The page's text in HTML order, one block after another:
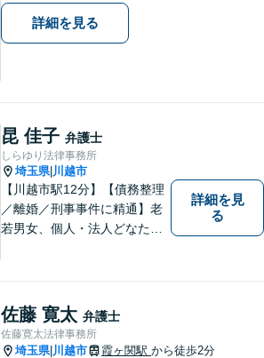
詳細を見る
昆 佳子 弁護士
しらゆり法律事務所
埼玉県| 川越市
【川越市駅12分】【債務整理
／離婚／刑事事件に精通】老
若男女、個人・法人どなたか
顔や笑顔、感謝のお言葉が私
の喜びです。お困りの際はお
早めにご相談ください！【完
全個室対応】
詳細を見
る
佐藤 寛太 弁護士
佐藤寛太法律事務所
埼玉県| 川越市 霞ヶ関駅 から徒歩2分